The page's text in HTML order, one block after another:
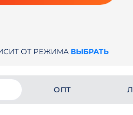
ОТ РЕЖИМА ВЫБРАТЬ
ОПТ